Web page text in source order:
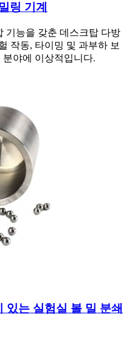
링 기계
기능을 갖춘 데스크탑 다방
작동, 타이밍 및 과부하 보
야에 이상적입니다.
있는 실험실 볼 밀 분쇄